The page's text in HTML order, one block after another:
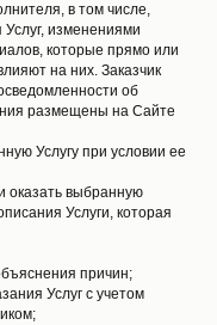
в том числе,
изменениями
которые прямо или
на них. Заказчик
об
размещены на Сайте
Услугу при условии ее
оказать выбранную
Услуги, которая
причин;
Услуг с учетом